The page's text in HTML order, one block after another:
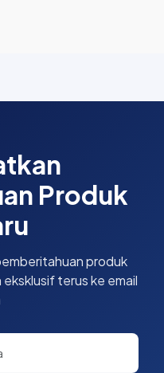
Produk
produk
terus ke email